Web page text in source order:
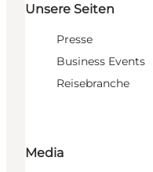
Unsere Seiten
Presse
Business Events
Reisebranche
Media